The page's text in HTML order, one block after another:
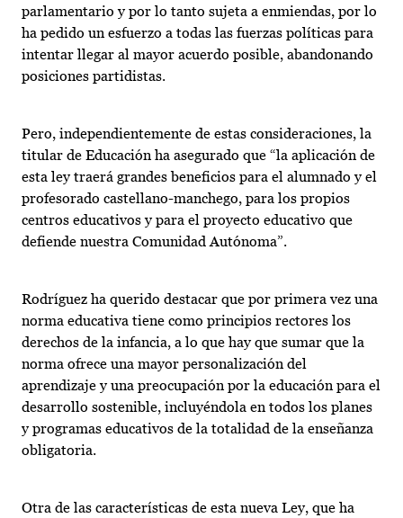
parlamentario y por lo tanto sujeta a enmiendas, por lo
ha pedido un esfuerzo a todas las fuerzas políticas para
intentar llegar al mayor acuerdo posible, abandonando
posiciones partidistas.
Pero, independientemente de estas consideraciones, la
titular de Educación ha asegurado que “la aplicación de
esta ley traerá grandes beneficios para el alumnado y el
profesorado castellano-manchego, para los propios
centros educativos y para el proyecto educativo que
defiende nuestra Comunidad Autónoma”.
Rodríguez ha querido destacar que por primera vez una
norma educativa tiene como principios rectores los
derechos de la infancia, a lo que hay que sumar que la
norma ofrece una mayor personalización del
aprendizaje y una preocupación por la educación para el
desarrollo sostenible, incluyéndola en todos los planes
y programas educativos de la totalidad de la enseñanza
obligatoria.
Otra de las características de esta nueva Ley, que ha